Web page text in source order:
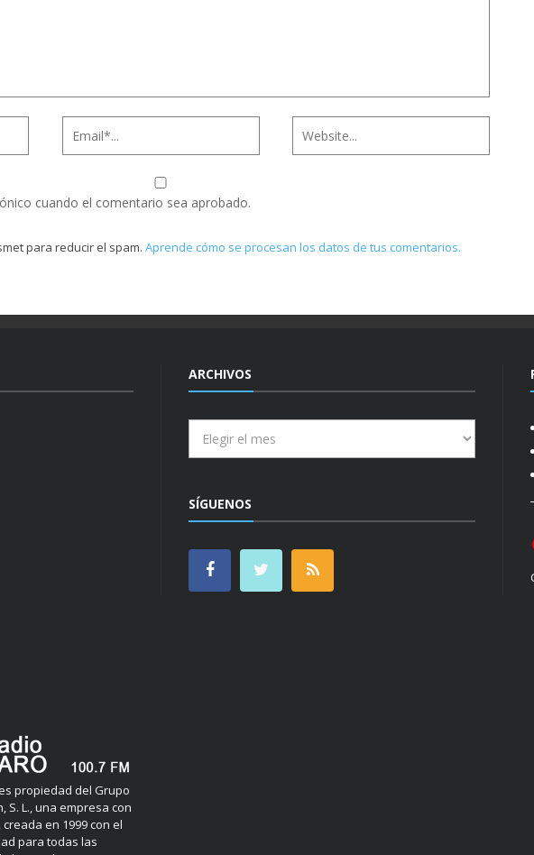
cuando el comentario sea aprobado.
para reducir el spam. Aprende cómo se procesan los datos de tus comentarios.
propiedad del Grupo
S. L., una empresa con
en 1999 con el
para todas las
ARCHIVOS
SÍGUENOS